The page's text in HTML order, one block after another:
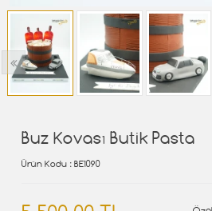
‹
Buz Kovası Butik Pasta
Ürün Kodu : BE1090